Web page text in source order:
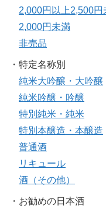
2,000円以上2,500円
2,000円未満
非売品
・特定名称別
純米大吟醸・大吟醸
純米吟醸・吟醸
特別純米・純米
特別本醸造・本醸造
普通酒
リキュール
酒（その他）
・お勧めの日本酒